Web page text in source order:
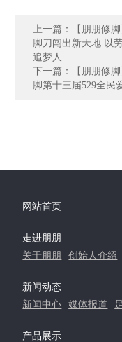
上一篇：【朋朋修
脚刀闯出新天地 以
追梦人
下一篇：【朋朋修
脚第十三届529全民
网站首页
走进朋朋
关于朋朋
创始人介绍
新闻动态
新闻中心
媒体报道
产品展示